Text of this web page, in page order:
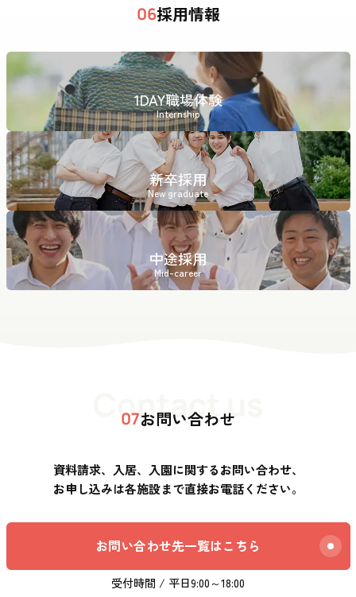
06採用情報
1DAY職場体験
Internship
新卒採用
New graduate
中途採用
Mid-career
Contact us
07お問い合わせ
資料請求、入居、入園に関するお問い合わせ、
お申し込みは各施設まで直接お電話ください。
お問い合わせ先一覧はこちら
受付時間 / 平日9:00～18:00